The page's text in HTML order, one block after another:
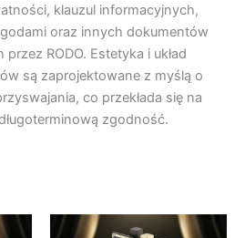
klauzul informacyjnych,
oraz innych dokumentów
RODO. Estetyka i układ
są zaprojektowane z myślą o
co przekłada się na
zgodność.